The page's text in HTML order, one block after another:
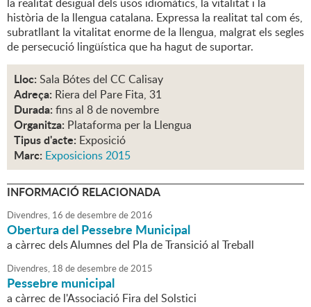
història de la llengua catalana. Expressa la realitat tal com és,
subratllant la vitalitat enorme de la llengua, malgrat els segles
de persecució lingüística que ha hagut de suportar.
Lloc: Sala Bótes del CC Calisay
Adreça: Riera del Pare Fita, 31
Durada: fins al 8 de novembre
Organitza: Plataforma per la Llengua
Tipus d'acte: Exposició
Marc: Exposicions 2015
INFORMACIÓ RELACIONADA
Divendres, 16 dedesembrede2016
Obertura del Pessebre Municipal
a càrrec dels Alumnes del Pla de Transició al Treball
Divendres, 18 dedesembrede2015
Pessebre municipal
a càrrec de l'Associació Fira del Solstici